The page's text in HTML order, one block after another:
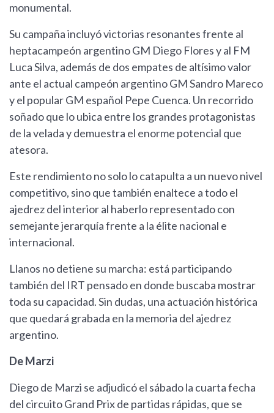
monumental.
Su campaña incluyó victorias resonantes frente al
heptacampeón argentino GM Diego Flores y al FM
Luca Silva, además de dos empates de altísimo valor
ante el actual campeón argentino GM Sandro Mareco
y el popular GM español Pepe Cuenca. Un recorrido
soñado que lo ubica entre los grandes protagonistas
de la velada y demuestra el enorme potencial que
atesora.
Este rendimiento no solo lo catapulta a un nuevo nivel
competitivo, sino que también enaltece a todo el
ajedrez del interior al haberlo representado con
semejante jerarquía frente a la élite nacional e
internacional.
Llanos no detiene su marcha: está participando
también del IRT pensado en donde buscaba mostrar
toda su capacidad. Sin dudas, una actuación histórica
que quedará grabada en la memoria del ajedrez
argentino.
De Marzi
Diego de Marzi se adjudicó el sábado la cuarta fecha
del circuito Grand Prix de partidas rápidas, que se